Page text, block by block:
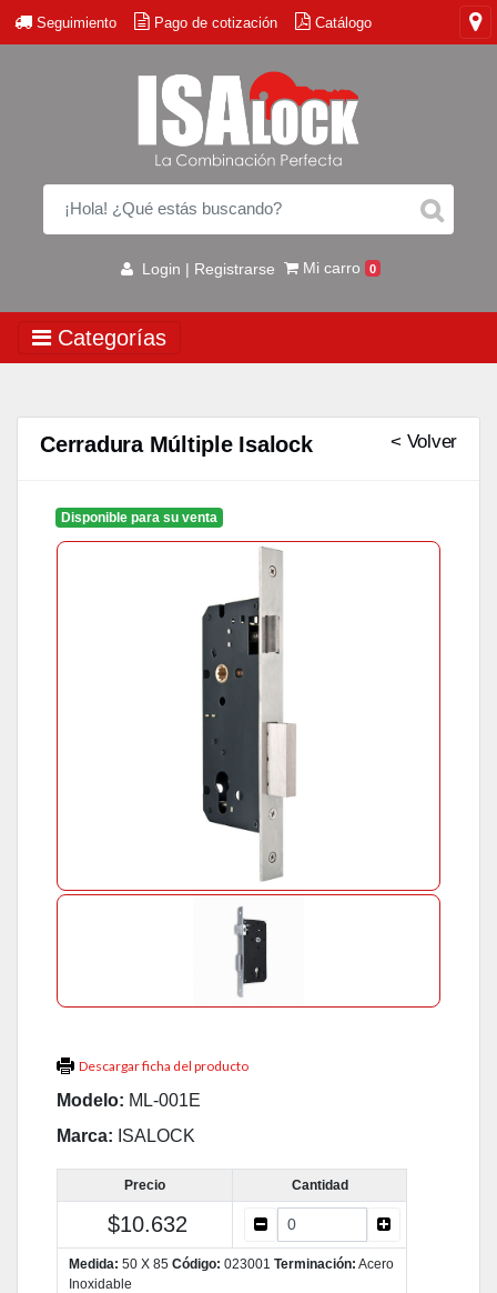
Seguimiento Pago de cotización Catálogo
Login | Registrarse Mi carro 0
Categorías
Cerradura Múltiple Isalock < Volver
Disponible para su venta
Descargar ficha del producto
Modelo: ML-001E
Marca: ISALOCK
Precio Cantidad
$10.632
Medida: 50 X 85 Código: 023001 Terminación: Acero
Inoxidable